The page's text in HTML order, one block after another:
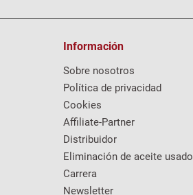
Información
Sobre nosotros
Política de privacidad
Cookies
Affiliate-Partner
Distribuidor
Eliminación de aceite usado
Carrera
Newsletter